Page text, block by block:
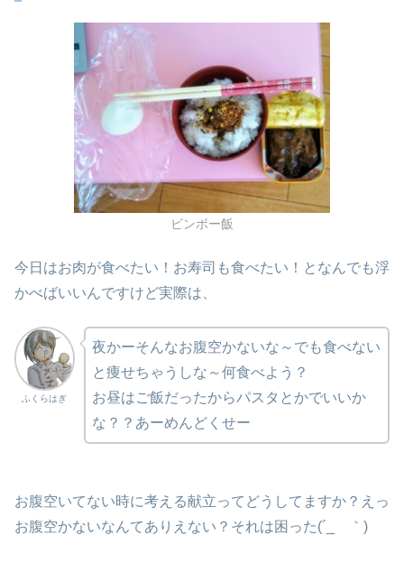
ビンボー飯
今日はお肉が食べたい！お寿司も食べたい！となんでも浮
かべばいいんですけど実際は、
ふくらはぎ
夜かーそんなお腹空かないな～でも食べない
と痩せちゃうしな～何食べよう？
お昼はご飯だったからパスタとかでいいか
な？？あーめんどくせー
お腹空いてない時に考える献立ってどうしてますか？えっ
お腹空かないなんてありえない？それは困った(´_ゝ｀)